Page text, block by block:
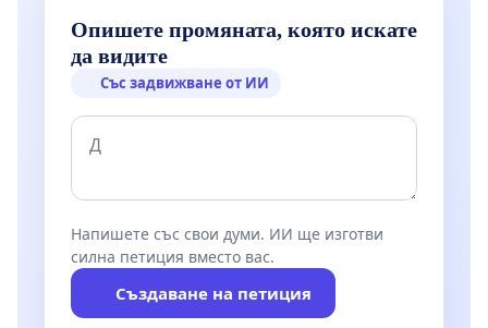
Опишете промяната, която искате
да видите
Със задвижване от ИИ
Напишете със свои думи. ИИ ще изготви
силна петиция вместо вас.
Създаване на петиция